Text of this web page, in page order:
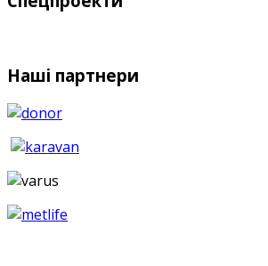
Наші партнери